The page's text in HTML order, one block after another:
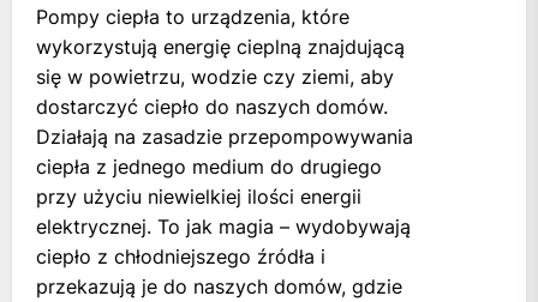
Pompy ciepła to urządzenia, które
wykorzystują energię cieplną znajdującą
się w powietrzu, wodzie czy ziemi, aby
dostarczyć ciepło do naszych domów.
Działają na zasadzie przepompowywania
ciepła z jednego medium do drugiego
przy użyciu niewielkiej ilości energii
elektrycznej. To jak magia – wydobywają
ciepło z chłodniejszego źródła i
przekazują je do naszych domów, gdzie